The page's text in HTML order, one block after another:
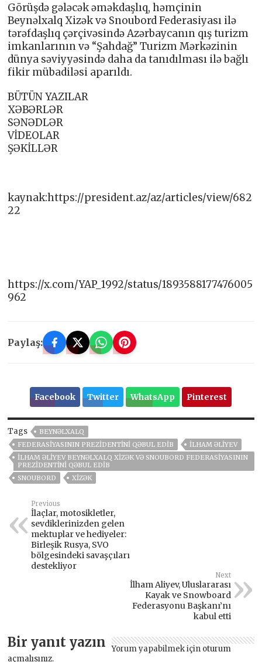
Görüşdə gələcək əməkdaşlıq, həmçinin
Beynəlxalq Xizək və Snoubord Federasiyası ilə
tərəfdaşlıq çərçivəsində Azərbaycanın qış turizm
imkanlarının və “Şahdağ” Turizm Mərkəzinin
dünya səviyyəsində daha da tanıdılması ilə bağlı
fikir mübadiləsi aparıldı.
BÜTÜN YAZILAR
XƏBƏRLƏR
SƏNƏDLƏR
VİDEOLAR
ŞƏKİLLƏR
kaynak:https://president.az/az/articles/view/682
22
https://x.com/YAP_1992/status/1893588177476005
962
Paylaş:
Facebook Twitter WhatsApp Pinterest
Tags
BEYNƏLXALQ
FEDERASIYASININ PREZIDENTINI QƏBUL EDIB
İLHAM ƏLIYEV
İLHAM ƏLIYEV BEYNƏLXALQ XIZƏK VƏ SNOUBORD FEDERASIYASININ
PREZIDENTINI QƏBUL EDIB
SNOUBORD
XIZƏK
Previous
İlaçlar, motosikletler,
sevdiklerinizden gelen
mektuplar ve hediyeler:
Birleşik Rusya, SVO
bölgesindeki savaşçıları
destekliyor
Next
İlham Aliyev, Uluslararası
Kayak ve Snowboard
Federasyonu Başkanı’nı
kabul etti
Bir yanıt yazın Yorum yapabilmek için oturum
açmalısınız.